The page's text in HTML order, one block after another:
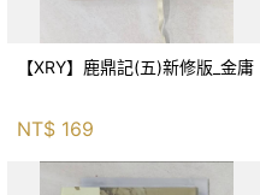
【XRY】鹿鼎記(五)新修版_金庸
NT$ 169